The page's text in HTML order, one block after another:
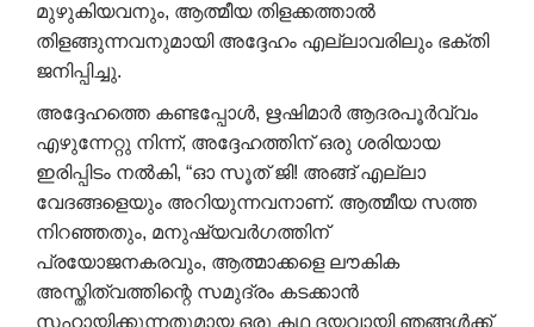
മുഴുകിയവനും, ആത്മീയ തിളക്കത്താൽ
തിളങ്ങുന്നവനുമായി അദ്ദേഹം എല്ലാവരിലും ഭക്തി
ജനിപ്പിച്ചു.
അദ്ദേഹത്തെ കണ്ടപ്പോൾ, ഋഷിമാർ ആദരപൂർവ്വം
എഴുന്നേറ്റു നിന്ന്, അദ്ദേഹത്തിന് ഒരു ശരിയായ
ഇരിപ്പിടം നൽകി, “ഓ സൂത് ജി! അങ്ങ് എല്ലാ
വേദങ്ങളെയും അറിയുന്നവനാണ്. ആത്മീയ സത്ത
നിറഞ്ഞതും, മനുഷ്യവർഗത്തിന്
പ്രയോജനകരവും, ആത്മാക്കളെ ലൗകിക
അസ്തിത്വത്തിന്റെ സമുദ്രം കടക്കാൻ
സഹായിക്കുന്നതുമായ ഒരു കഥ ദയവായി ഞങ്ങൾക്ക്